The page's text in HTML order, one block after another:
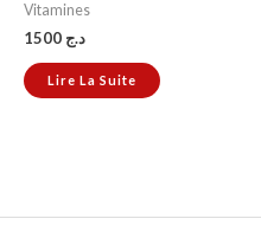
Vitamines
د.ج
Lire La Suite